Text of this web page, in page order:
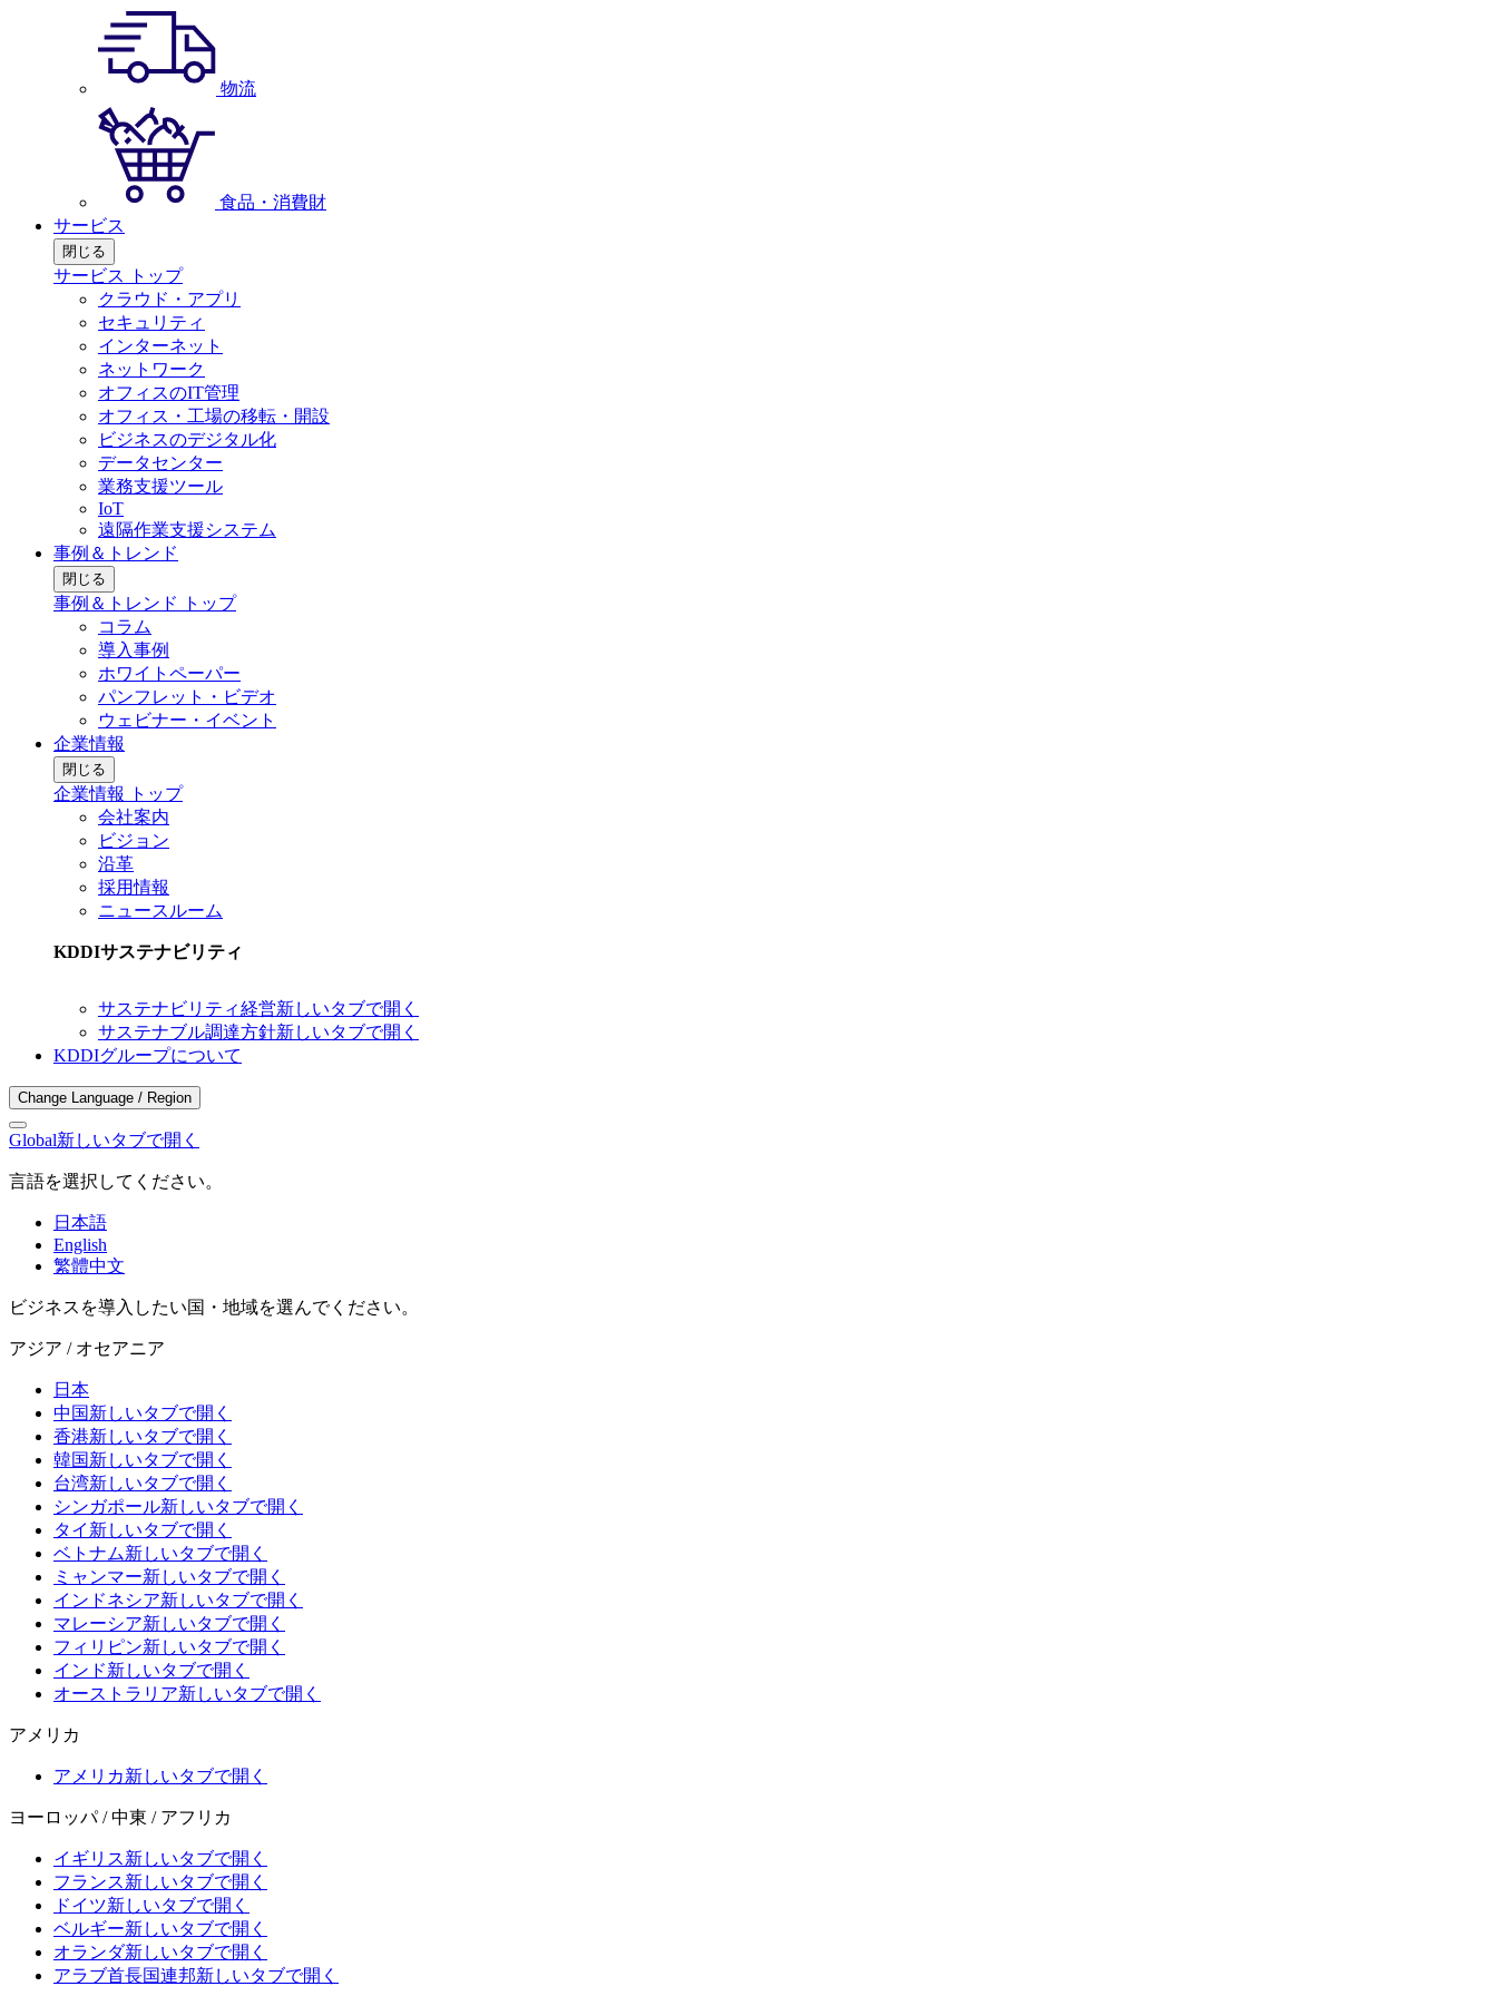
物流
食品・消費財
サービス
閉じる
サービス トップ
クラウド・アプリ
セキュリティ
インターネット
ネットワーク
オフィスのIT管理
オフィス・工場の移転・開設
ビジネスのデジタル化
データセンター
業務支援ツール
IoT
遠隔作業支援システム
事例＆トレンド
閉じる
事例＆トレンド トップ
コラム
導入事例
ホワイトペーパー
パンフレット・ビデオ
ウェビナー・イベント
企業情報
閉じる
企業情報 トップ
会社案内
ビジョン
沿革
採用情報
ニュースルーム
KDDIサステナビリティ
サステナビリティ経営新しいタブで開く
サステナブル調達方針新しいタブで開く
KDDIグループについて
Change Language / Region
Global新しいタブで開く
言語を選択してください。
日本語
English
繁體中文
ビジネスを導入したい国・地域を選んでください。
アジア / オセアニア
日本
中国新しいタブで開く
香港新しいタブで開く
韓国新しいタブで開く
台湾新しいタブで開く
シンガポール新しいタブで開く
タイ 新しいタブで開く
ベトナム新しいタブで開く
ミャンマー新しいタブで開く
インドネシア新しいタブで開く
マレーシア新しいタブで開く
フィリピン新しいタブで開く
インド新しいタブで開く
オーストラリア新しいタブで開く
アメリカ
アメリカ新しいタブで開く
ヨーロッパ / 中東 / アフリカ
イギリス新しいタブで開く
フランス新しいタブで開く
ドイツ新しいタブで開く
ベルギー新しいタブで開く
オランダ新しいタブで開く
アラブ首長国連邦新しいタブで開く